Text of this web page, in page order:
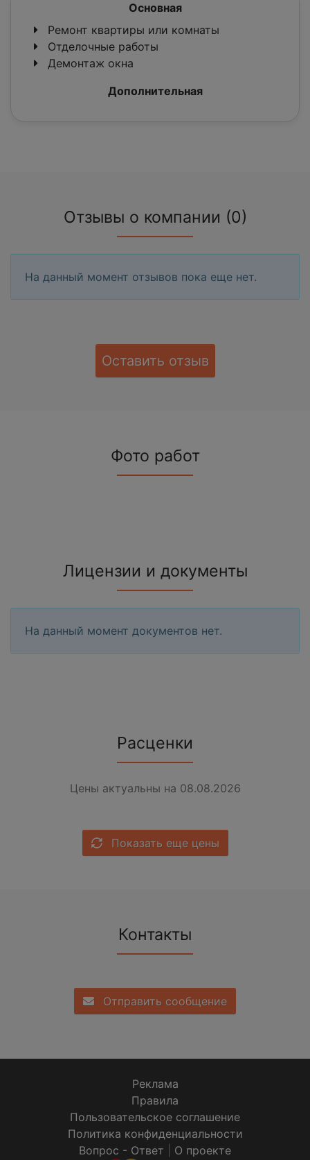
Основная
Ремонт квартиры или комнаты
Отделочные работы
Демонтаж окна
Дополнительная
Отзывы о компании (0)
На данный момент отзывов пока еще нет.
Оставить отзыв
Фото работ
Лицензии и документы
На данный момент документов нет.
Расценки
Цены актуальны на 08.08.2026
Показать еще цены
Контакты
Отправить сообщение
Реклама
Правила
Пользовательское соглашение
Политика конфиденциальности
Вопрос - Ответ
О проекте